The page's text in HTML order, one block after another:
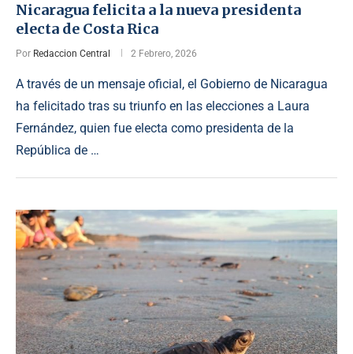
Nicaragua felicita a la nueva presidenta
electa de Costa Rica
Por Redaccion Central 2 Febrero, 2026
A través de un mensaje oficial, el Gobierno de Nicaragua
ha felicitado tras su triunfo en las elecciones a Laura
Fernández, quien fue electa como presidenta de la
República de …